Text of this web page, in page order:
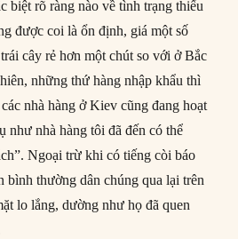
biệt rõ ràng nào về tình trạng thiếu
được coi là ổn định, giá một số
cây rẻ hơn một chút so với ở Bắc
những thứ hàng nhập khẩu thì
nhà hàng ở Kiev cũng đang hoạt
như nhà hàng tôi đã đến có thể
Ngoại trừ khi có tiếng còi báo
bình thường dân chúng qua lại trên
lo lắng, dường như họ đã quen